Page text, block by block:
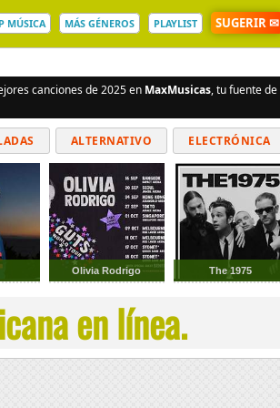
MÚSICA MÁS GÉNEROS PLAYLIST SUGERIR ✉
canciones de 2025 en MaxMusicas, tu fuente de
ALTERNATIVO ELECTRÓNICA
Olivia Rodrigo The 1975
en línea.